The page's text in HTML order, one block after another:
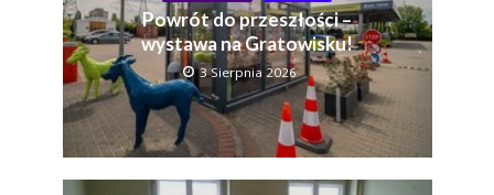
Powrót do przeszłości –
wystawa na Gratowisku!
3 Sierpnia 2026